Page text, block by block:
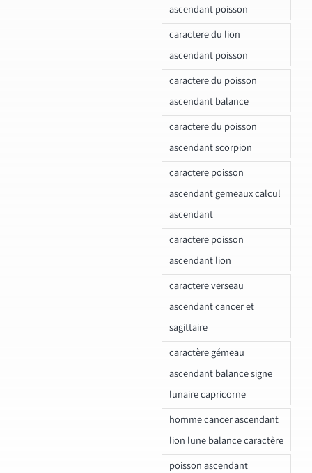
ascendant poisson
caractere du lion
ascendant poisson
caractere du poisson
ascendant balance
caractere du poisson
ascendant scorpion
caractere poisson
ascendant gemeaux calcul
ascendant
caractere poisson
ascendant lion
caractere verseau
ascendant cancer et
sagittaire
caractère gémeau
ascendant balance signe
lunaire capricorne
homme cancer ascendant
lion lune balance caractère
poisson ascendant